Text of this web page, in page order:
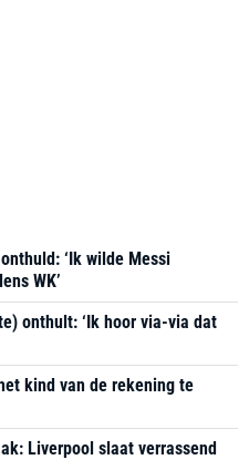
‘Ik wilde Messi
WK’
onthult: ‘Ik hoor via-via dat
kind van de rekening te
Liverpool slaat verrassend